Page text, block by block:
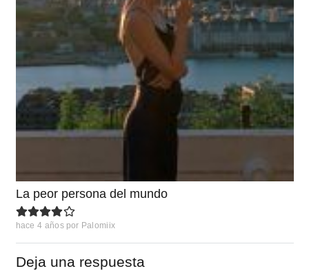
La peor persona del mundo
hace 4 años por Palomiix
Deja una respuesta